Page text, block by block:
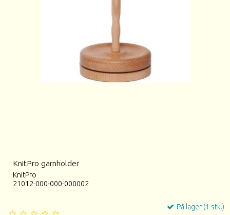
KnitPro garnholder
KnitPro
21012-000-000-000002
På lager (1 stk.)